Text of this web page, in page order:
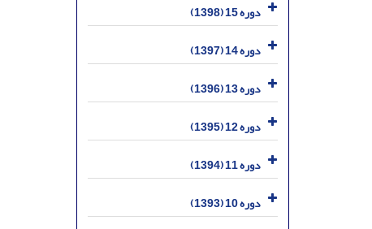
دوره 15 (1398)
دوره 14 (1397)
دوره 13 (1396)
دوره 12 (1395)
دوره 11 (1394)
دوره 10 (1393)